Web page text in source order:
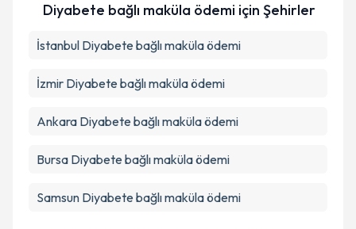
Diyabete bağlı maküla ödemi için Şehirler
İstanbul Diyabete bağlı maküla ödemi
İzmir Diyabete bağlı maküla ödemi
Ankara Diyabete bağlı maküla ödemi
Bursa Diyabete bağlı maküla ödemi
Samsun Diyabete bağlı maküla ödemi